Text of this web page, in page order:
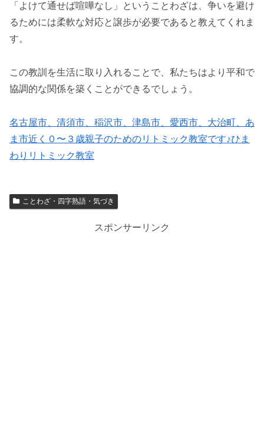
「よけて通せば喧嘩なし」ということわざは、争いを避け
るためには柔軟な対応と譲歩が必要であると教えてくれま
す。
この教訓を生活に取り入れることで、私たちはより平和で
協調的な関係を築くことができるでしょう。
名古屋市、清須市、稲沢市、津島市、愛西市、大治町、あ
ま市近く０〜３歳親子のためのリトミック教室です♪ひま
わりリトミック教室
ことわざ・四字熟語・気づき
スポンサーリンク